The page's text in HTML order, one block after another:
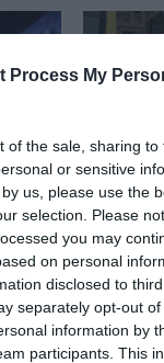
Process My
of the sale, sharing
or sensitive
us, please use the
selection. Please
you may
on personal
disclosed to
separately opt-out
information by
participants. This
για
Εύβοιας πάει
τις
είχε η
για 57χρονο
για
Άνδρας
χωρίς
από τη